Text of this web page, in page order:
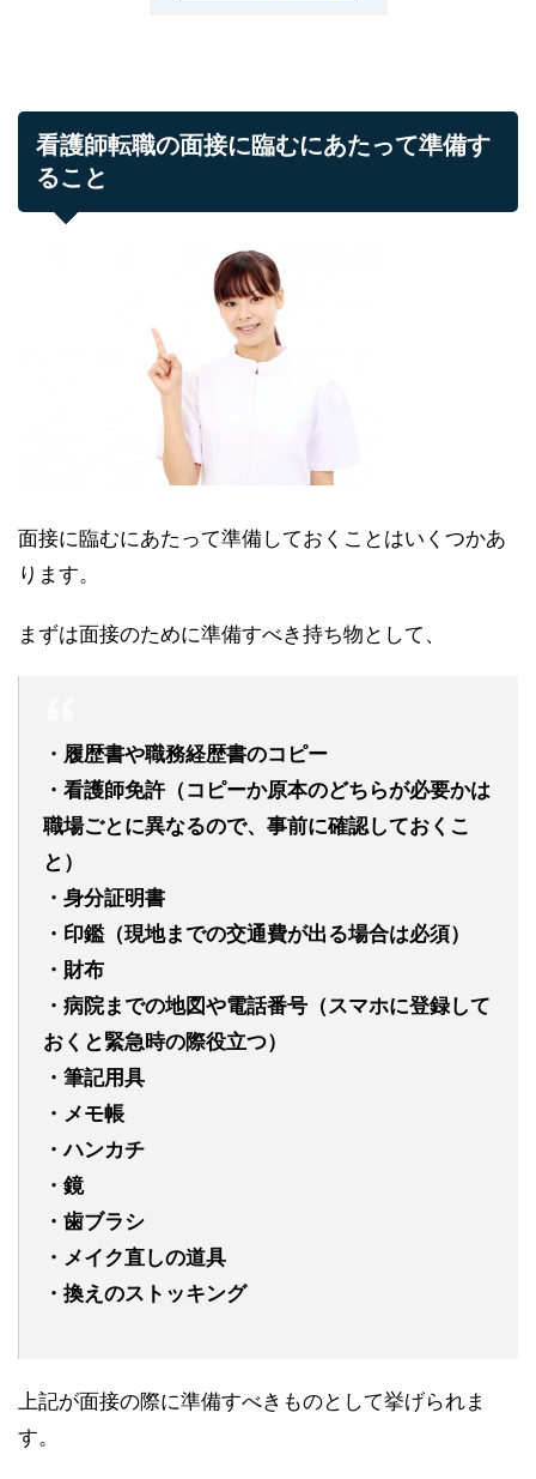
看護師転職の面接に臨むにあたって準備す
ること
面接に臨むにあたって準備しておくことはいくつかあ
ります。
まずは面接のために準備すべき持ち物として、
・履歴書や職務経歴書のコピー
・看護師免許（コピーか原本のどちらが必要かは
職場ごとに異なるので、事前に確認しておくこ
と）
・身分証明書
・印鑑（現地までの交通費が出る場合は必須）
・財布
・病院までの地図や電話番号（スマホに登録して
おくと緊急時の際役立つ）
・筆記用具
・メモ帳
・ハンカチ
・鏡
・歯ブラシ
・メイク直しの道具
・換えのストッキング
上記が面接の際に準備すべきものとして挙げられま
す。